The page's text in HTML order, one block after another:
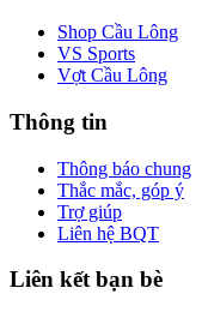
Shop Cầu Lông
VS Sports
Vợt Cầu Lông
Thông tin
Thông báo chung
Thắc mắc, góp ý
Trợ giúp
Liên hệ BQT
Liên kết bạn bè